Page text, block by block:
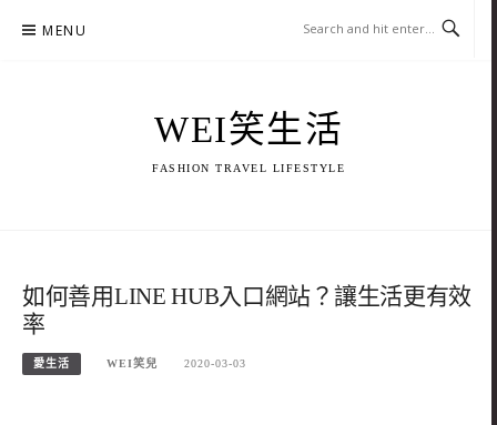
MENU
WEI笑生活
FASHION TRAVEL LIFESTYLE
如何善用LINE HUB入口網站？讓生活更有效
率
愛生活 WEI笑兒 2020-03-03